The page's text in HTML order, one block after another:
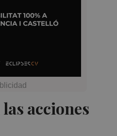
acciones